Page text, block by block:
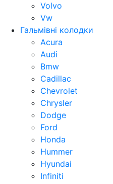
Volvo
Vw
Гальмівні колодки
Acura
Audi
Bmw
Cadillac
Chevrolet
Chrysler
Dodge
Ford
Honda
Hummer
Hyundai
Infiniti